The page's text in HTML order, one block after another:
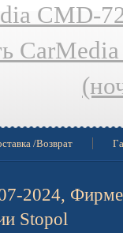
CMD-
/Возврат
2024,
Stopol